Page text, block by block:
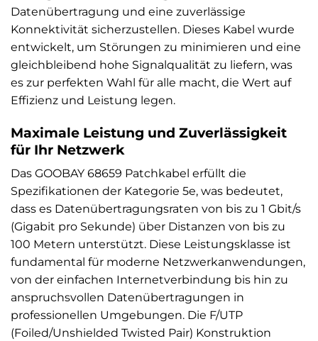
Datenübertragung und eine zuverlässige
Konnektivität sicherzustellen. Dieses Kabel wurde
entwickelt, um Störungen zu minimieren und eine
gleichbleibend hohe Signalqualität zu liefern, was
es zur perfekten Wahl für alle macht, die Wert auf
Effizienz und Leistung legen.
Maximale Leistung und Zuverlässigkeit
für Ihr Netzwerk
Das GOOBAY 68659 Patchkabel erfüllt die
Spezifikationen der Kategorie 5e, was bedeutet,
dass es Datenübertragungsraten von bis zu 1 Gbit/s
(Gigabit pro Sekunde) über Distanzen von bis zu
100 Metern unterstützt. Diese Leistungsklasse ist
fundamental für moderne Netzwerkanwendungen,
von der einfachen Internetverbindung bis hin zu
anspruchsvollen Datenübertragungen in
professionellen Umgebungen. Die F/UTP
(Foiled/Unshielded Twisted Pair) Konstruktion